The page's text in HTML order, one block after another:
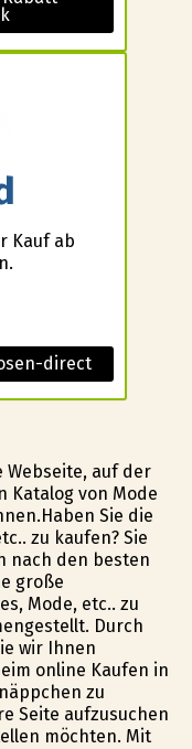
Kauf ab
direct
auf der
Katalog von Mode
Sie die
zu kaufen? Sie
nach den besten
große
Mode, etc.. zu
Durch
wir Ihnen
online Kaufen in
zu
Seite aufzusuchen
möchten. Mit